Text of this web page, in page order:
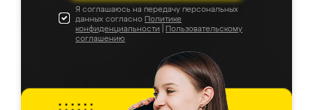
Я соглашаюсь на передачу персональных
данных согласно Политике
конфиденциальности
Пользовательскому
соглашению